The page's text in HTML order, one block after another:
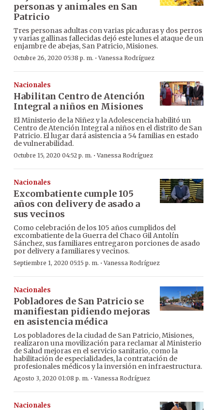
personas y animales en San
Patricio
Tres personas adultas con varias picaduras y dos perros
y varias gallinas fallecidas dejó este lunes el ataque de un
enjambre de abejas, San Patricio, Misiones.
Octubre 26, 2020 05:38 p. m. ·Vanessa Rodríguez
Nacionales
Habilitan Centro de Atención
Integral a niños en Misiones
El Ministerio de la Niñez y la Adolescencia habilitó un
Centro de Atención Integral a niños en el distrito de San
Patricio. El lugar dará asistencia a 54 familias en estado
de vulnerabilidad.
Octubre 15, 2020 04:52 p. m. ·Vanessa Rodríguez
Nacionales
Excombatiente cumple 105
años con delivery de asado a
sus vecinos
Como celebración de los 105 años cumplidos del
excombatiente de la Guerra del Chaco Gil Antolín
Sánchez, sus familiares entregaron porciones de asado
por delivery a familiares y vecinos.
Septiembre 1, 2020 05:15 p. m. ·Vanessa Rodríguez
Nacionales
Pobladores de San Patricio se
manifiestan pidiendo mejoras
en asistencia médica
Los pobladores de la ciudad de San Patricio, Misiones,
realizaron una movilización para reclamar al Ministerio
de Salud mejoras en el servicio sanitario, como la
habilitación de especialidades, la contratación de
profesionales médicos y la inversión en infraestructura.
Agosto 3, 2020 01:08 p. m. ·Vanessa Rodríguez
Nacionales